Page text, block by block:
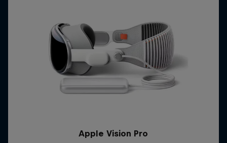
Apple Vision Pro